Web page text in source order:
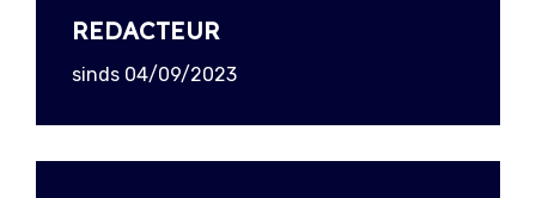
REDACTEUR
sinds 04/09/2023